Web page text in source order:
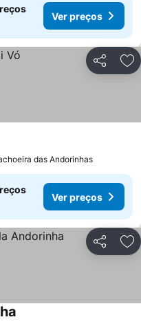
Ver preços
Partilhar
das Andorinhas
Ver preços
Partilhar